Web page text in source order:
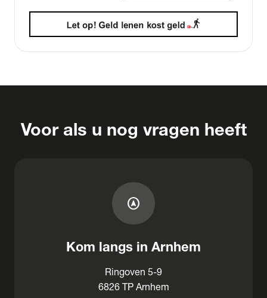
Voor als u nog vragen heeft
assistant_navigation
Kom langs in Arnhem
Ringoven 5-9
6826 TP Arnhem